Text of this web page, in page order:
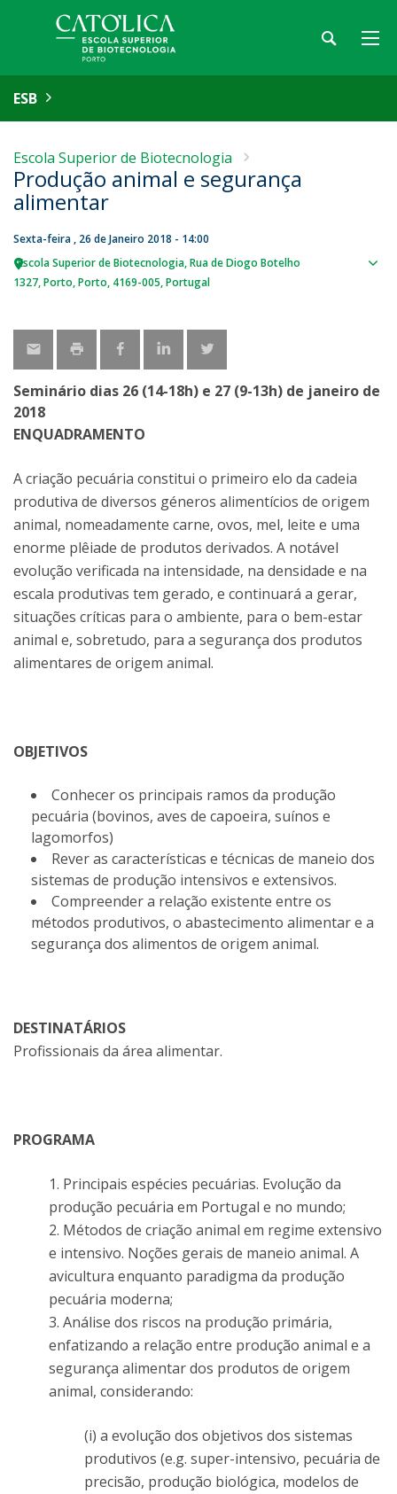
ESB
Escola Superior de Biotecnologia
Produção animal e segurança
alimentar
Sexta-feira , 26 de Janeiro 2018 - 14:00
Escola Superior de Biotecnologia Rua de Diogo Botelho
1327 Porto Porto 4169-005 Portugal
Seminário dias 26 (14-18h) e 27 (9-13h) de janeiro de
2018
ENQUADRAMENTO
A criação pecuária constitui o primeiro elo da cadeia
produtiva de diversos géneros alimentícios de origem
animal, nomeadamente carne, ovos, mel, leite e uma
enorme plêiade de produtos derivados. A notável
evolução verificada na intensidade, na densidade e na
escala produtivas tem gerado, e continuará a gerar,
situações críticas para o ambiente, para o bem-estar
animal e, sobretudo, para a segurança dos produtos
alimentares de origem animal.
OBJETIVOS
Conhecer os principais ramos da produção
pecuária (bovinos, aves de capoeira, suínos e
lagomorfos)
Rever as características e técnicas de maneio dos
sistemas de produção intensivos e extensivos.
Compreender a relação existente entre os
métodos produtivos, o abastecimento alimentar e a
segurança dos alimentos de origem animal.
DESTINATÁRIOS
Profissionais da área alimentar.
PROGRAMA
1. Principais espécies pecuárias. Evolução da
produção pecuária em Portugal e no mundo;
2. Métodos de criação animal em regime extensivo
e intensivo. Noções gerais de maneio animal. A
avicultura enquanto paradigma da produção
pecuária moderna;
3. Análise dos riscos na produção primária,
enfatizando a relação entre produção animal e a
segurança alimentar dos produtos de origem
animal, considerando:
(i) a evolução dos objetivos dos sistemas
produtivos (e.g. super-intensivo, pecuária de
precisão, produção biológica, modelos de